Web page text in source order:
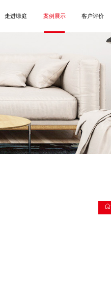
走进绿庭 案例展示 客户评价